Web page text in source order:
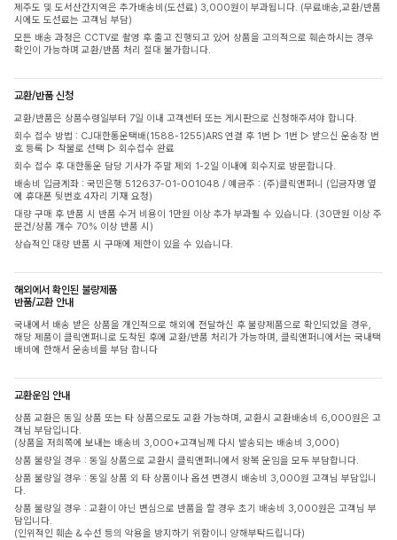
제주도 및 도서산간지역은 추가배송비(도선료) 3,000원이 부과됩니다. (무료배송,교환/반품
시에도 도선료는 고객님 부담)
모든 배송 과정은 CCTV로 촬영 후 출고 진행되고 있어 상품을 고의적으로 훼손하시는 경우
확인이 가능하며 교환/반품 처리 절대 불가합니다.
교환/반품 신청
교환/반품은 상품수령일부터 7일 이내 고객센터 또는 게시판으로 신청해주셔야 합니다.
회수 접수 방법 : CJ대한통운택배(1588-1255)ARS 연결 후 1번 ▷ 1번 ▷ 받으신 운송장 번
호 등록 ▷ 착불로 선택 ▷ 회수접수 완료
회수 접수 후 대한통운 담당 기사가 주말 제외 1-2일 이내에 회수지로 방문합니다.
배송비 입금계좌 : 국민은행 512637-01-001048 / 예금주 : (주)클릭앤퍼니 (입금자명 옆
에 휴대폰 뒷번호 4자리 기재 요청)
대량 구매 후 반품 시 반품 수거 비용이 1만원 이상 추가 부과될 수 있습니다. (30만원 이상 주
문건/상품 개수 70% 이상 반품 시)
상습적인 대량 반품 시 구매에 제한이 있을 수 있습니다.
해외에서 확인된 불량제품
반품/교환 안내
국내에서 배송 받은 상품을 개인적으로 해외에 전달하신 후 불량제품으로 확인되었을 경우,
해당 제품이 클릭앤퍼니로 도착된 후에 교환/반품 처리가 가능하며, 클릭앤퍼니에서는 국내택
배비에 한해서 운송비를 부담 합니다
교환운임 안내
상품 교환은 동일 상품 또는 타 상품으로도 교환 가능하며, 교환시 교환배송비 6,000원은 고
객님 부담입니다.
(상품을 저희쪽에 보내는 배송비 3,000+고객님께 다시 발송되는 배송비 3,000)
상품 불량일 경우 : 동일 상품으로 교환시 클릭앤퍼니에서 왕복 운임을 모두 부담합니다.
상품 불량일 경우 : 동일 상품 외 타 상품이나 옵션 변경시 배송비 3,000원 고객님 부담입니
다.
상품 불량일 경우 : 교환이 아닌 변심으로 반품을 할 경우 초기 배송비 3,000원은 고객님 부
담입니다.
(인위적인 훼손 & 수선 등의 악용을 방지하기 위함이니 양해부탁드립니다)